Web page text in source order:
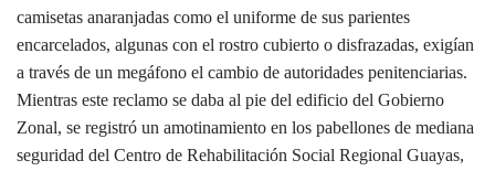
camisetas anaranjadas como el uniforme de sus parientes
encarcelados, algunas con el rostro cubierto o disfrazadas, exigían
a través de un megáfono el cambio de autoridades penitenciarias.
Mientras este reclamo se daba al pie del edificio del Gobierno
Zonal, se registró un amotinamiento en los pabellones de mediana
seguridad del Centro de Rehabilitación Social Regional Guayas,